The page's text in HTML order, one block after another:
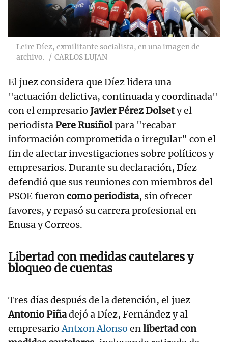
Leire Díez, exmilitante socialista, en una imagen de
archivo.
CARLOS LUJAN
El juez considera que Díez lidera una
"actuación delictiva, continuada y coordinada"
con el empresario Javier Pérez Dolsety el
periodistaPere Rusiñolpara "recabar
información comprometida o irregular" con el
fin de afectar investigaciones sobre políticos y
empresarios. Durante su declaración, Díez
defendió que sus reuniones con miembros del
PSOE fueroncomo periodista, sin ofrecer
favores, y repasó su carrera profesional en
Enusa y Correos.
Libertad con medidas cautelares y
bloqueo de cuentas
Tres días después de la detención, el juez
Antonio Piñadejó a Díez, Fernández y al
empresarioAntxon Alonso enlibertad con